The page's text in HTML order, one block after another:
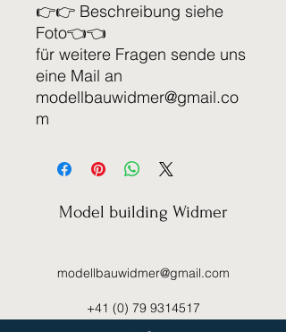
👉👉 Beschreibung siehe
Foto👈👈
für weitere Fragen sende uns
eine Mail an
modellbauwidmer@gmail.co
m
Model building Widmer
modellbauwidmer@gmail.com
+41 (0) 79 9314517